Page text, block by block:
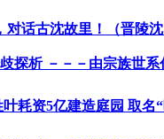
对话古沈故里！（晋陵
探析 －－－由宗族世系
耗资5亿建造庭园 取名